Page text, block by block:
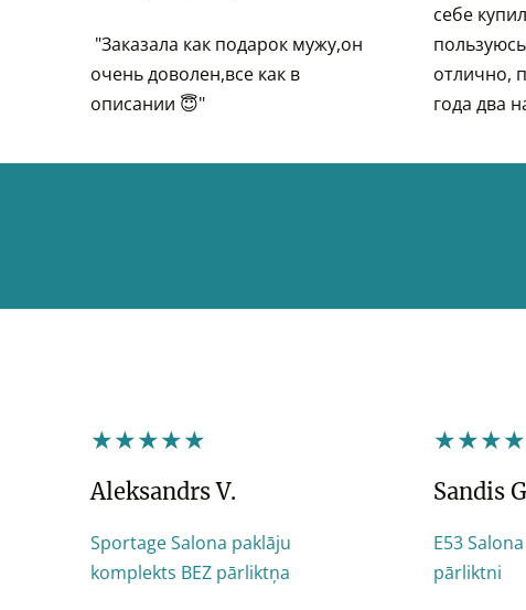
"Заказала как подарок мужу,он
очень доволен,все как в
описании 😇"
себе
отлично,
года два
★★★★★
Aleksandrs V.
Sportage Salona paklāju
komplekts BEZ pārliktņa
Sandis
E53
pārliktni